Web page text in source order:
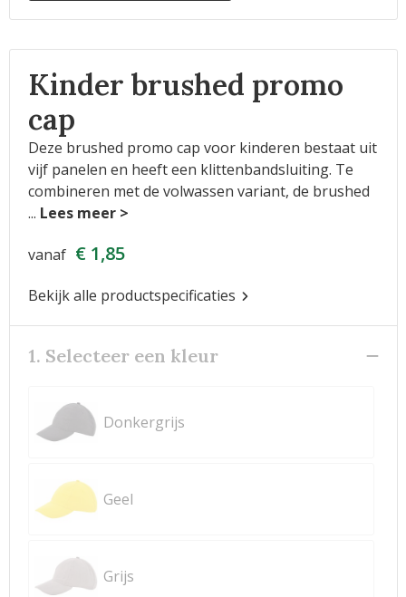
Kinder brushed promo
cap
Deze brushed promo cap voor kinderen bestaat uit
vijf panelen en heeft een klittenbandsluiting. Te
combineren met de volwassen variant, de brushed
...
vanaf € 1,85
Bekijk alle productspecificaties
1. Selecteer een kleur
Donkergrijs
Geel
Grijs